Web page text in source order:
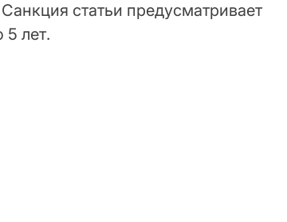
статьи предусматривает
лет.